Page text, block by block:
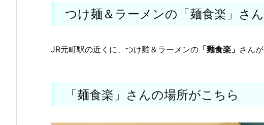
つけ麺＆ラーメンの「麺食楽」さん
JR元町駅の近くに、つけ麺＆ラーメンの 「麺食楽」 さん
「麺食楽」さんの場所がこちら